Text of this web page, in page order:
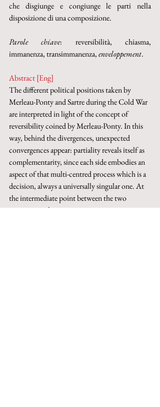
che disgiunge e congiunge le parti nella
disposizione di una composizione.
Parole chiave: reversibilità, chiasma,
immanenza, transimmanenza, enveloppement.
Abstract [Eng]
The different political positions taken by
Merleau-Ponty and Sartre during the Cold War
are interpreted in light of the concept of
reversibility coined by Merleau-Ponty. In this
way, behind the divergences, unexpected
convergences appear: partiality reveals itself as
complementarity, since each side embodies an
aspect of that multi-centred process which is a
decision, always a universally singular one. At
the intermediate point between the two
positions, a chiasmatic junction zone emerges: